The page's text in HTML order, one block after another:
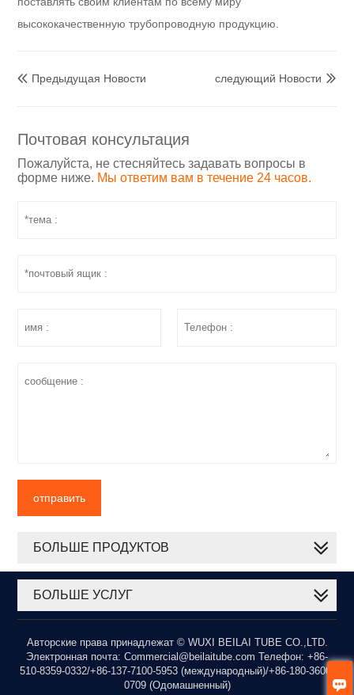

высококачественную трубопроводную продукцию.
 Предыдущая Hовости 
следующий Hовости
Почтовая консультация
Пожалуйста, не стесняйтесь задавать вопросы в
форме ниже. Мы ответим вам в течение 24 часов.
отправить
БОЛЬШЕ ПРОДУКТОВ
БОЛЬШЕ УСЛУГ
Авторские права принадлежат © WUXI BEILAI TUBE CO.,LTD.
Электронная почта: Commercial@beilaitube.com Телефон: +86-
510-8359-0332/+86-137-7100-5953 (международный)/+86-180-3600-
0709 (Одомашненный)